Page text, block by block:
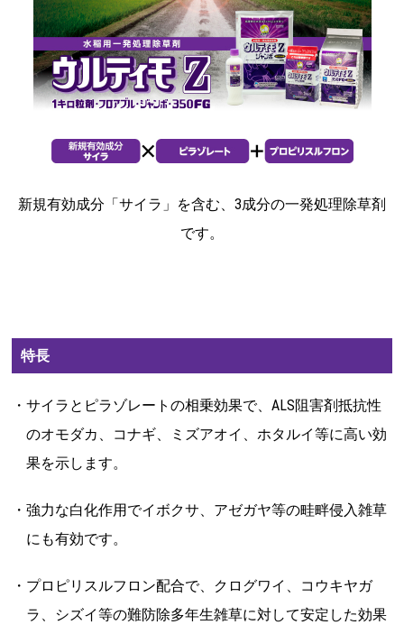
新規有効成分「サイラ」を含む、3成分の一発処理除草剤
です。
特長
・サイラとピラゾレートの相乗効果で、ALS阻害剤抵抗性
のオモダカ、コナギ、ミズアオイ、ホタルイ等に高い効
果を示します。
・強力な白化作用でイボクサ、アゼガヤ等の畦畔侵入雑草
にも有効です。
・プロピリスルフロン配合で、クログワイ、コウキヤガ
ラ、シズイ等の難防除多年生雑草に対して安定した効果